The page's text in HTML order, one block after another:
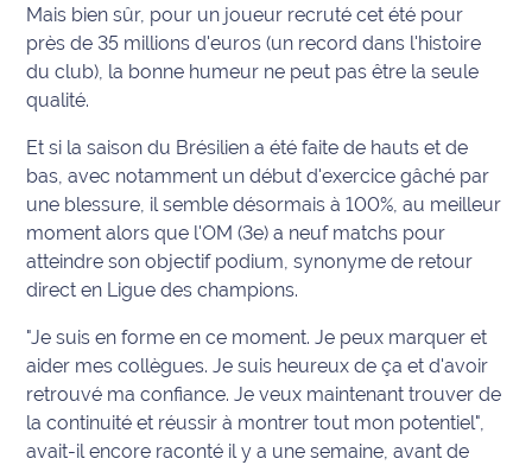
Loisirs
Météo
Santé
Social
Transport
National
International
Défense
Mais bien sûr, pour un joueur recruté cet été pour
près de 35 millions d'euros (un record dans l'histoire
du club), la bonne humeur ne peut pas être la seule
qualité.
Et si la saison du Brésilien a été faite de hauts et de
bas, avec notamment un début d'exercice gâché par
une blessure, il semble désormais à 100%, au meilleur
moment alors que l'OM (3e) a neuf matchs pour
atteindre son objectif podium, synonyme de retour
direct en Ligue des champions.
"Je suis en forme en ce moment. Je peux marquer et
aider mes collègues. Je suis heureux de ça et d'avoir
retrouvé ma confiance. Je veux maintenant trouver de
la continuité et réussir à montrer tout mon potentiel",
avait-il encore raconté il y a une semaine, avant de